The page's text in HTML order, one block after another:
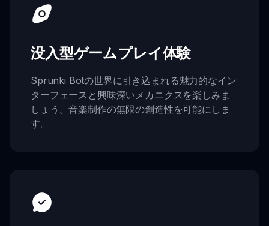
没入型ゲームプレイ体験
Sprunki Botの世界に引き込まれる魅力的なイン
ターフェースと興味深いメカニクスを楽しみま
しょう。音楽制作の無限の創造性を可能にしま
す。